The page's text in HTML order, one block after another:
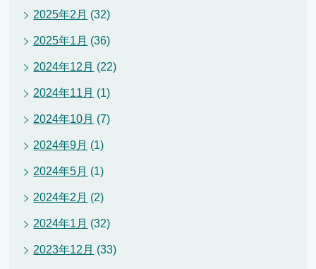
2025年2月 (32)
2025年1月 (36)
2024年12月 (22)
2024年11月 (1)
2024年10月 (7)
2024年9月 (1)
2024年5月 (1)
2024年2月 (2)
2024年1月 (32)
2023年12月 (33)